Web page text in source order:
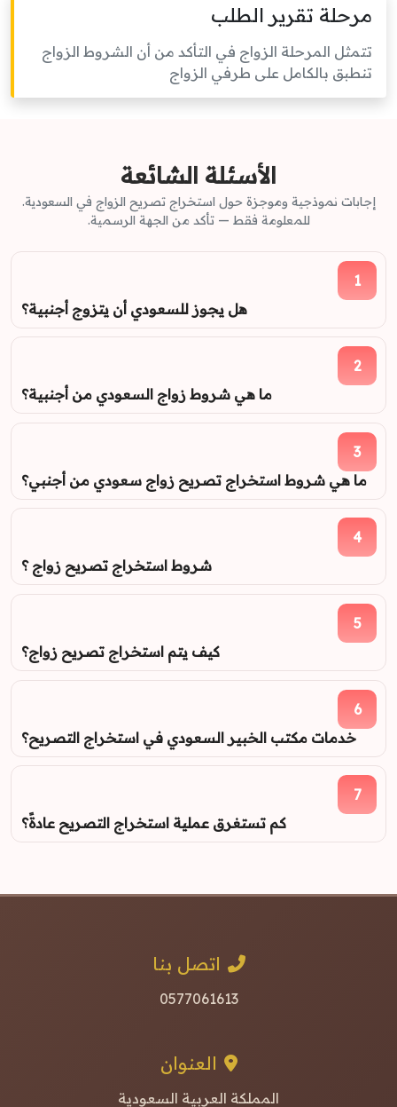
مرحلة تقرير الطلب
تتمثل المرحلة الزواج في التأكد من أن الشروط الزواج
تنطبق بالكامل على طرفي الزواج
الأسئلة الشائعة
إجابات نموذجية وموجزة حول استخراج تصريح الزواج في السعودية.
للمعلومة فقط — تأكد من الجهة الرسمية.
1
هل يجوز للسعودي أن يتزوج أجنبية؟
2
ما هي شروط زواج السعودي من أجنبية؟
3
ما هي شروط استخراج تصريح زواج سعودي من أجنبي؟
4
شروط استخراج تصريح زواج ؟
5
كيف يتم استخراج تصريح زواج؟
6
خدمات مكتب الخبير السعودي في استخراج التصريح؟
7
كم تستغرق عملية استخراج التصريح عادةً؟
اتصل بنا
0577061613
العنوان
المملكة العربية السعودية